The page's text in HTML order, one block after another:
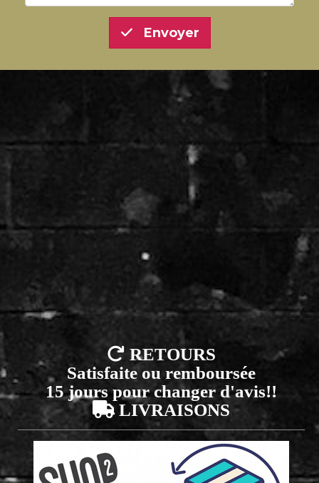
Envoyer
 RETOURS
Satisfaite ou remboursée
15 jours pour changer d'avis!!
 LIVRAISONS